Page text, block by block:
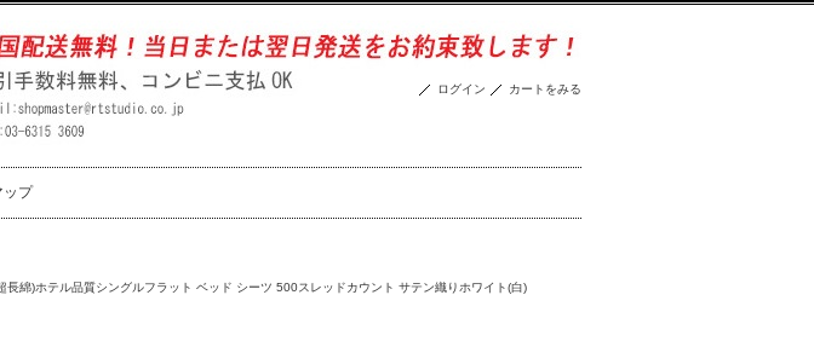
ログイン カートをみる
ップ
長綿)ホテル品質シングルフラット ベッド シーツ 500スレッドカウント サテン織りホワイト(白)